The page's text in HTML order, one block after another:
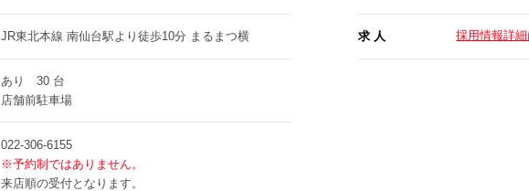
JR東北本線 南仙台駅より徒歩10分 まるまつ横
あり 30 台
店舗前駐車場
022-306-6155
※予約制ではありません。
来店順の受付となります。
求 人 採用情報詳